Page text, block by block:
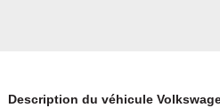
Description du véhicule